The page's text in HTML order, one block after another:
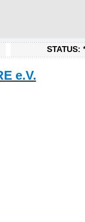
STATUS:
e.V.